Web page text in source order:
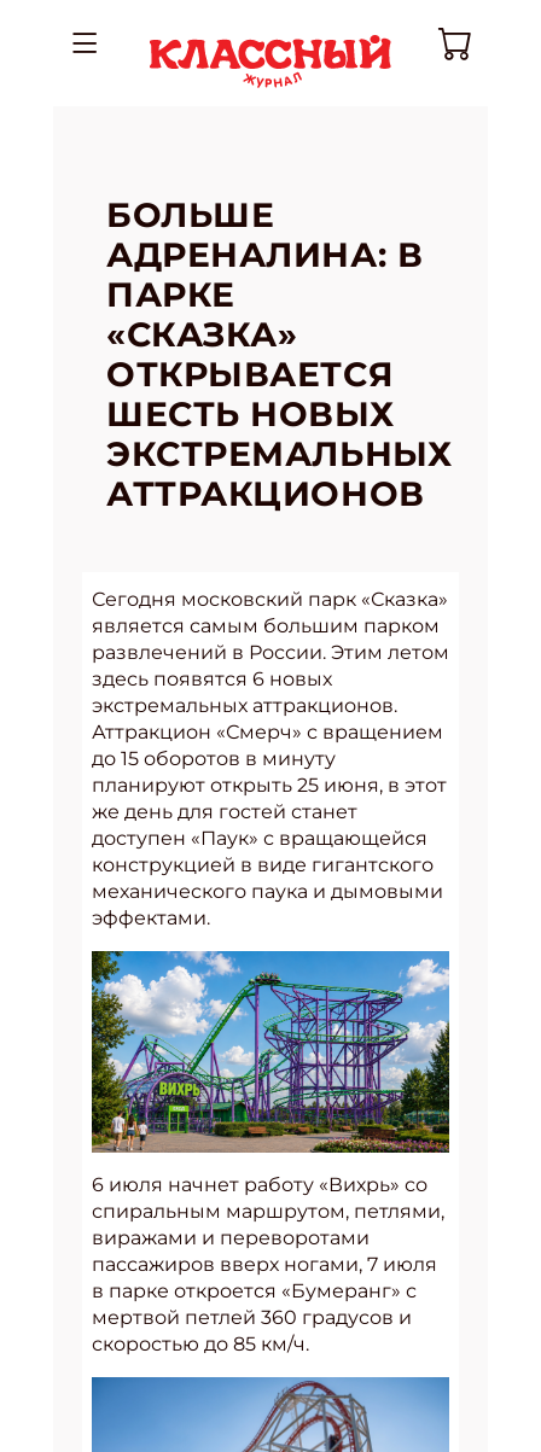
БОЛЬШЕ
АДРЕНАЛИНА: В
ПАРКЕ
«СКАЗКА»
ОТКРЫВАЕТСЯ
ШЕСТЬ НОВЫХ
ЭКСТРЕМАЛЬНЫХ
АТТРАКЦИОНОВ
Сегодня московский парк «Сказка»
является самым большим парком
развлечений в России. Этим летом
здесь появятся 6 новых
экстремальных аттракционов.
Аттракцион «Смерч» с вращением
до 15 оборотов в минуту
планируют открыть 25 июня, в этот
же день для гостей станет
доступен «Паук» с вращающейся
конструкцией в виде гигантского
механического паука и дымовыми
эффектами.
6 июля начнет работу «Вихрь» со
спиральным маршрутом, петлями,
виражами и переворотами
пассажиров вверх ногами, 7 июля
в парке откроется «Бумеранг» с
мертвой петлей 360 градусов и
скоростью до 85 км/ч.